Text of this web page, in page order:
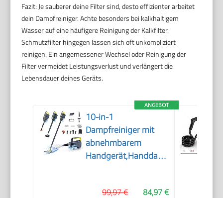
Fazit: Je sauberer deine Filter sind, desto effizienter arbeitet
dein Dampfreiniger. Achte besonders bei kalkhaltigem
Wasser auf eine häufigere Reinigung der Kalkfilter.
Schmutzfilter hingegen lassen sich oft unkompliziert
reinigen. Ein angemessener Wechsel oder Reinigung der
Filter vermeidet Leistungsverlust und verlängert die
Lebensdauer deines Geräts.
ANGEBOT
10-in-1
Dampfreiniger mit
abnehmbarem
Handgerät,Handdampfreiniger
84,97 €
99,97 €